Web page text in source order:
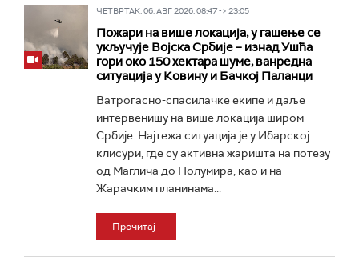
ЧЕТВРТАК, 06. АВГ 2026, 08:47 -> 23:05
Пожари на више локација, у гашење се
укључује Војска Србије – изнад Ушћа
гори око 150 хектара шуме, ванредна
ситуација у Ковину и Бачкој Паланци
Ватрогасно-спасилачке екипе и даље
интервенишу на више локација широм
Србије. Најтежа ситуација је у Ибарској
клисури, где су активна жаришта на потезу
од Маглича до Полумира, као и на
Жарачким планинама...
Прочитај